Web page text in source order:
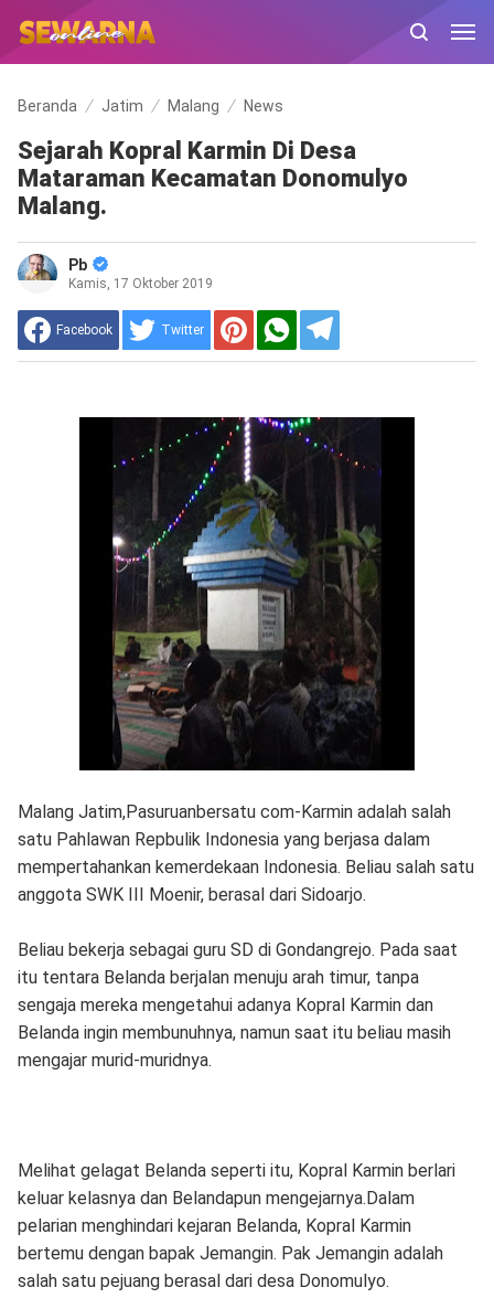
Beranda Jatim Malang News
Sejarah Kopral Karmin Di Desa
Mataraman Kecamatan Donomulyo
Malang.
Pb
Kamis, 17 Oktober 2019
Facebook Twitter
Malang Jatim,Pasuruanbersatu com-Karmin adalah salah
satu Pahlawan Repbulik Indonesia yang berjasa dalam
mempertahankan kemerdekaan Indonesia. Beliau salah satu
anggota SWK III Moenir, berasal dari Sidoarjo.
Beliau bekerja sebagai guru SD di Gondangrejo. Pada saat
itu tentara Belanda berjalan menuju arah timur, tanpa
sengaja mereka mengetahui adanya Kopral Karmin dan
Belanda ingin membunuhnya, namun saat itu beliau masih
mengajar murid-muridnya.
Melihat gelagat Belanda seperti itu, Kopral Karmin berlari
keluar kelasnya dan Belandapun mengejarnya.Dalam
pelarian menghindari kejaran Belanda, Kopral Karmin
bertemu dengan bapak Jemangin. Pak Jemangin adalah
salah satu pejuang berasal dari desa Donomulyo.